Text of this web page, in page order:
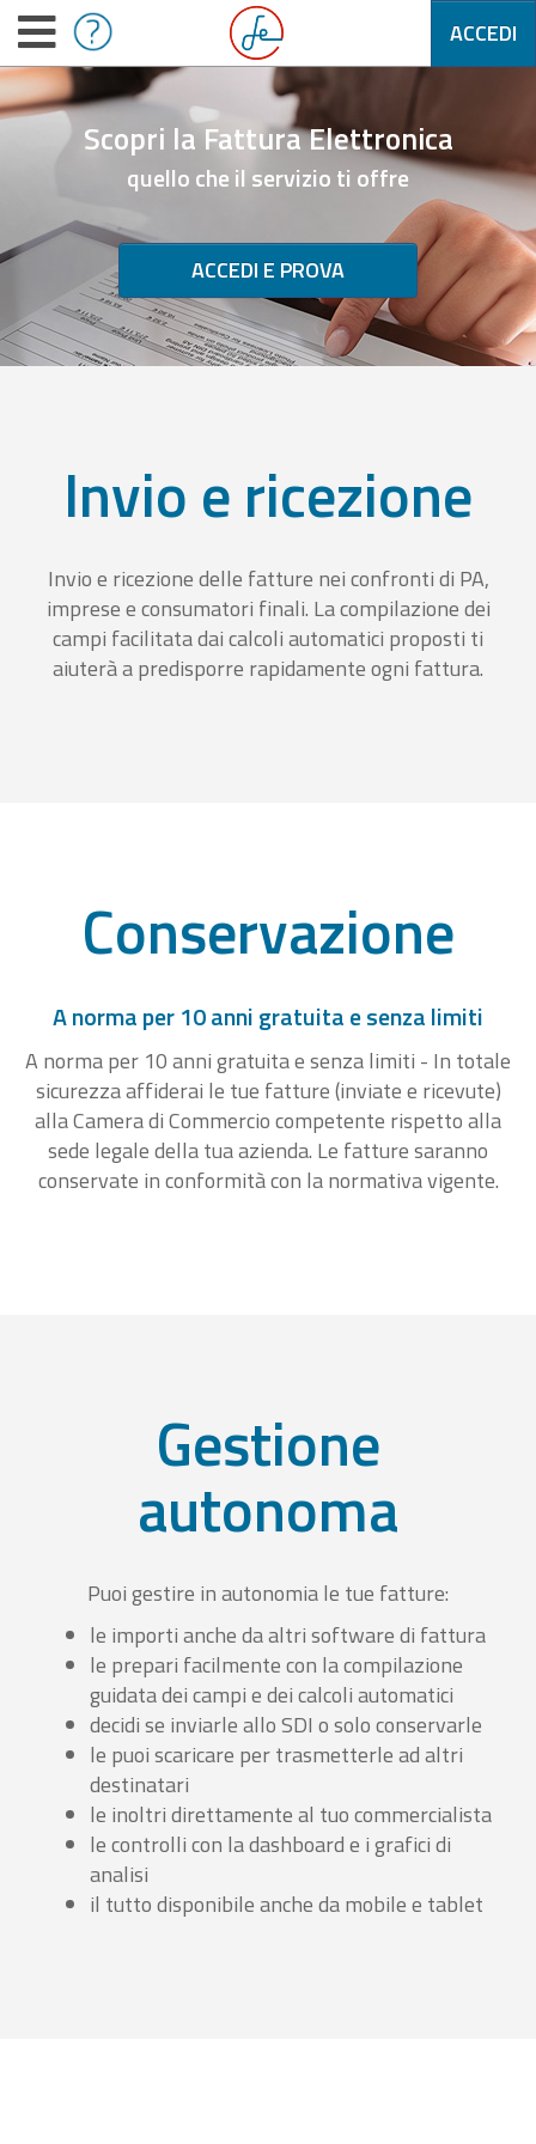
ACCEDI
Scopri la Fattura Elettronica
quello che il servizio ti offre
ACCEDI E PROVA
Invio e ricezione
Invio e ricezione delle fatture nei confronti di PA,
imprese e consumatori finali. La compilazione dei
campi facilitata dai calcoli automatici proposti ti
aiuterà a predisporre rapidamente ogni fattura.
Conservazione
A norma per 10 anni gratuita e senza limiti
A norma per 10 anni gratuita e senza limiti - In totale
sicurezza affiderai le tue fatture (inviate e ricevute)
alla Camera di Commercio competente rispetto alla
sede legale della tua azienda. Le fatture saranno
conservate in conformità con la normativa vigente.
Gestione
autonoma
Puoi gestire in autonomia le tue fatture:
le importi anche da altri software di fattura
le prepari facilmente con la compilazione
guidata dei campi e dei calcoli automatici
decidi se inviarle allo SDI o solo conservarle
le puoi scaricare per trasmetterle ad altri
destinatari
le inoltri direttamente al tuo commercialista
le controlli con la dashboard e i grafici di
analisi
il tutto disponibile anche da mobile e tablet